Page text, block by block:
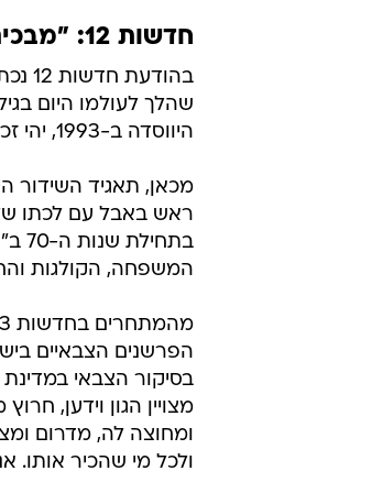
חדשות 12: "מבכים את מותו של חברנו"
היווסדה ב-1993, יהי זכרו ברוך".
מכאן, תאגיד השידור
ראש באבל עם לכתו של
המשפחה, הקולגות
הפרשנים הצבאיים
בסיקור הצבאי במדינת
מצויין הגון וידען,
ומחוצה לה, מדרום
ולכל מי שהכיר אותו.